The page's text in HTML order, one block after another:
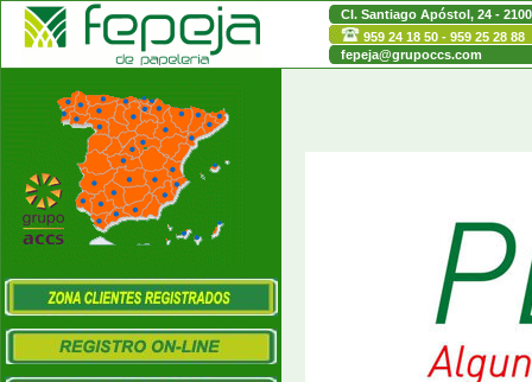
Cl. Santiago Apóstol, 24 -
959 24 18 50 - 959 25 28
fepeja@grupoccs.com